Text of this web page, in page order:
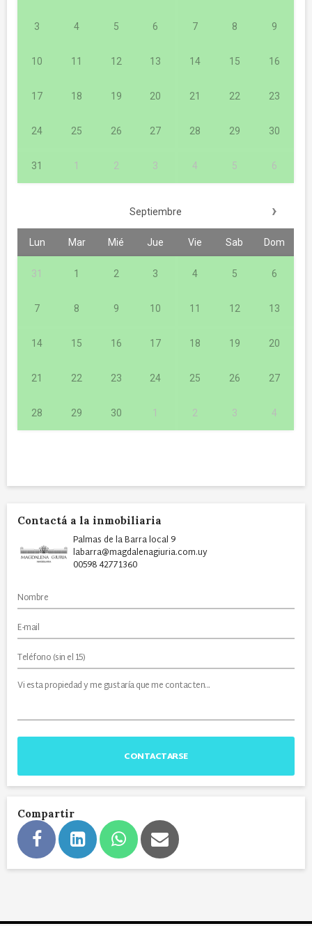
3 4 5 6 7 8 9
10 11 12 13 14 15 16
17 18 19 20 21 22 23
24 25 26 27 28 29 30
31 1 2 3 4 5 6
Septiembre ›
Lun Mar Mié Jue Vie Sab Dom
31 1 2 3 4 5 6
7 8 9 10 11 12 13
14 15 16 17 18 19 20
21 22 23 24 25 26 27
28 29 30 1 2 3 4
Contactá a la inmobiliaria
Palmas de la Barra local 9
labarra@magdalenagiuria.com.uy
00598 42771360
CONTACTARSE
Compartir